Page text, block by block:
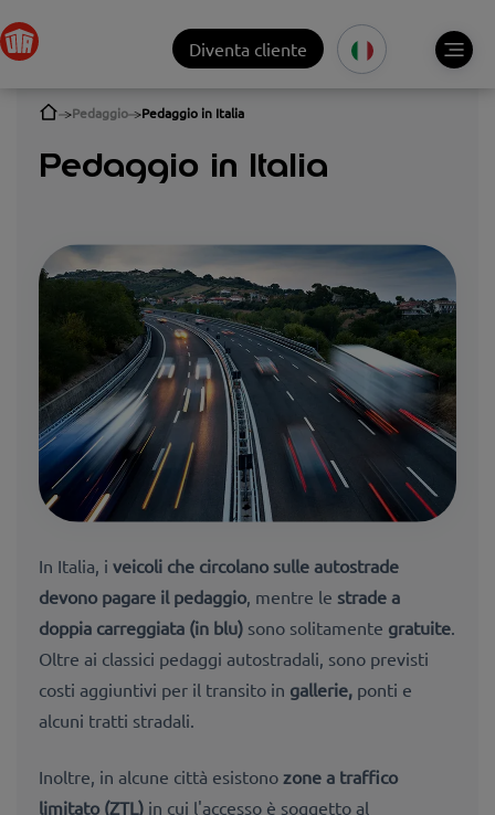
Diventa cliente
Pedaggio Pedaggio in Italia
Pedaggio in Italia
In Italia, i veicoli che circolano sulle autostrade
devono pagare il pedaggio, mentre le strade a
doppia carreggiata (in blu) sono solitamente gratuite.
Oltre ai classici pedaggi autostradali, sono previsti
costi aggiuntivi per il transito in gallerie, ponti e
alcuni tratti stradali.
Inoltre, in alcune città esistono zone a traffico
limitato (ZTL) in cui l'accesso è soggetto al